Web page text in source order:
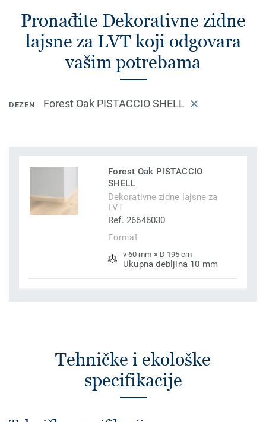
Pronađite Dekorativne zidne
lajsne za LVT koji odgovara
vašim potrebama
DEZEN Forest Oak PISTACCIO SHELL
Forest Oak PISTACCIO
SHELL
Dekorativne zidne lajsne za
LVT
Ref. 26646030
Format
v 60 mm × D 195 cm
Ukupna debljina 10 mm
Tehničke i ekološke
specifikacije